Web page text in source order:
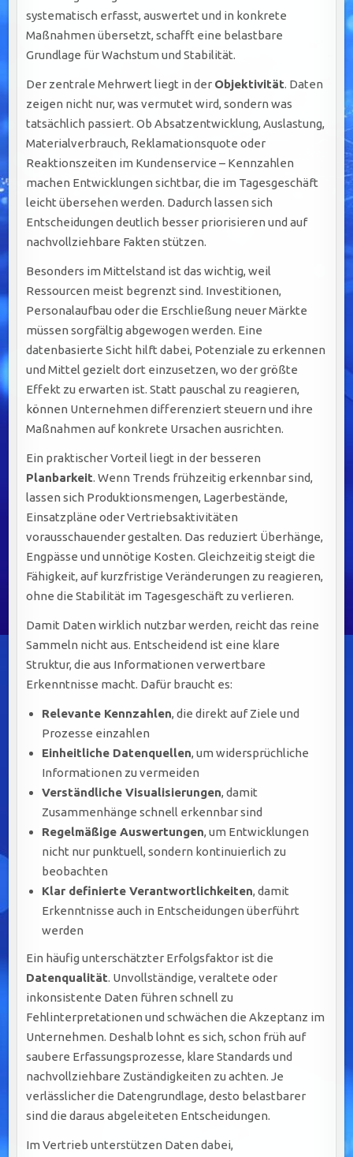
systematisch erfasst, auswertet und in konkrete
Maßnahmen übersetzt, schafft eine belastbare
Grundlage für Wachstum und Stabilität.
Der zentrale Mehrwert liegt in der Objektivität. Daten
zeigen nicht nur, was vermutet wird, sondern was
tatsächlich passiert. Ob Absatzentwicklung, Auslastung,
Materialverbrauch, Reklamationsquote oder
Reaktionszeiten im Kundenservice – Kennzahlen
machen Entwicklungen sichtbar, die im Tagesgeschäft
leicht übersehen werden. Dadurch lassen sich
Entscheidungen deutlich besser priorisieren und auf
nachvollziehbare Fakten stützen.
Besonders im Mittelstand ist das wichtig, weil
Ressourcen meist begrenzt sind. Investitionen,
Personalaufbau oder die Erschließung neuer Märkte
müssen sorgfältig abgewogen werden. Eine
datenbasierte Sicht hilft dabei, Potenziale zu erkennen
und Mittel gezielt dort einzusetzen, wo der größte
Effekt zu erwarten ist. Statt pauschal zu reagieren,
können Unternehmen differenziert steuern und ihre
Maßnahmen auf konkrete Ursachen ausrichten.
Ein praktischer Vorteil liegt in der besseren
Planbarkeit. Wenn Trends frühzeitig erkennbar sind,
lassen sich Produktionsmengen, Lagerbestände,
Einsatzpläne oder Vertriebsaktivitäten
vorausschauender gestalten. Das reduziert Überhänge,
Engpässe und unnötige Kosten. Gleichzeitig steigt die
Fähigkeit, auf kurzfristige Veränderungen zu reagieren,
ohne die Stabilität im Tagesgeschäft zu verlieren.
Damit Daten wirklich nutzbar werden, reicht das reine
Sammeln nicht aus. Entscheidend ist eine klare
Struktur, die aus Informationen verwertbare
Erkenntnisse macht. Dafür braucht es:
Relevante Kennzahlen, die direkt auf Ziele und
Prozesse einzahlen
Einheitliche Datenquellen, um widersprüchliche
Informationen zu vermeiden
Verständliche Visualisierungen, damit
Zusammenhänge schnell erkennbar sind
Regelmäßige Auswertungen, um Entwicklungen
nicht nur punktuell, sondern kontinuierlich zu
beobachten
Klar definierte Verantwortlichkeiten, damit
Erkenntnisse auch in Entscheidungen überführt
werden
Ein häufig unterschätzter Erfolgsfaktor ist die
Datenqualität. Unvollständige, veraltete oder
inkonsistente Daten führen schnell zu
Fehlinterpretationen und schwächen die Akzeptanz im
Unternehmen. Deshalb lohnt es sich, schon früh auf
saubere Erfassungsprozesse, klare Standards und
nachvollziehbare Zuständigkeiten zu achten. Je
verlässlicher die Datengrundlage, desto belastbarer
sind die daraus abgeleiteten Entscheidungen.
Im Vertrieb unterstützen Daten dabei,